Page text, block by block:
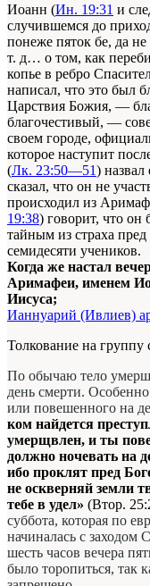
Иоанн (Ин. 19:31 и
случившемся до
понеже пяток бе, да не
т. д… о том, как
копье в ребро
написал, что это был
Царствия Божия, —
благочестивый, —
своем городе,
которое наступит
(Лк. 23:50—51)
сказал, что он не
происходил из
19:38) говорит, что
тайным из страха
семидесяти учеников.
Когда же настал
Аримафеи, именем
Иисуса;
Ианнуарий (Ивлиев)
Толкование на группу
По обычаю тело
день смерти.
или повешенного на
ком найдется
умерщвлен, и ты
должно ночевать на
ибо проклят пред
не оскверняй земли
тебе в удел» (Втор.
суббота, которая по
начиналась с заходом
шесть часов вечера
было торопиться, так